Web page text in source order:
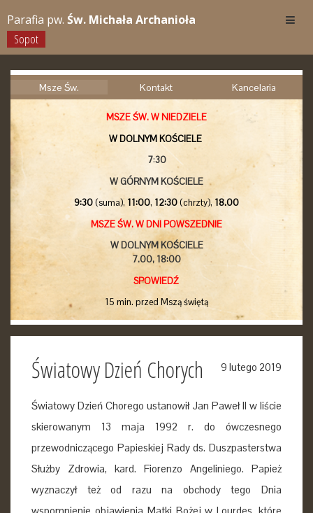
Parafia pw. Św. Michała Archanioła
Sopot
Msze Św. Kontakt Kancelaria
MSZE ŚW. W NIEDZIELE
W DOLNYM KOŚCIELE
7:30
W GÓRNYM KOŚCIELE
9:30(suma), 11:00, 12:30(chrzty), 18.00
MSZE ŚW. W DNI POWSZEDNIE
W DOLNYM KOŚCIELE
7.00, 18:00
SPOWIEDŹ
15 min. przed Mszą świętą
9 lutego 2019
Światowy Dzień Chorych
Światowy Dzień Chorego ustanowił Jan Paweł II w liście
skierowanym 13 maja 1992 r. do ówczesnego
przewodniczącego Papieskiej Rady ds. Duszpasterstwa
Służby Zdrowia, kard. Fiorenzo Angeliniego. Papież
wyznaczył też od razu na obchody tego Dnia